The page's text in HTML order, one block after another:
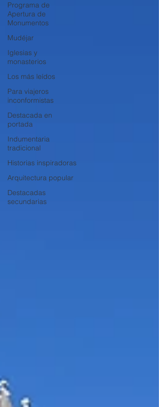
Programa de
Apertura de
Monumentos
Mudéjar
Iglesias y
monasterios
Los más leídos
Para viajeros
inconformistas
Destacada en
portada
Indumentaria
tradicional
Historias inspiradoras
Arquitectura popular
Destacadas
secundarias